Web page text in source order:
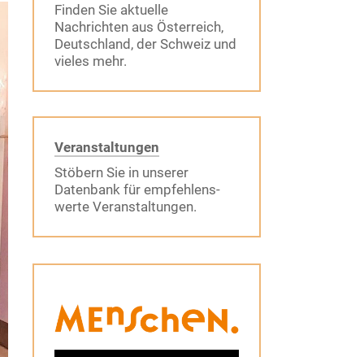
Finden Sie aktuelle
Nachrichten aus Österreich,
Deutschland, der Schweiz und
vieles mehr.
Veranstaltungen
Stöbern Sie in unserer
Datenbank für empfehlens-
werte Veranstaltungen.